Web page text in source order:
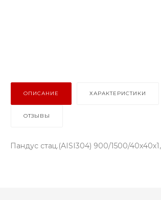
ОПИСАНИЕ ХАРАКТЕРИСТИКИ
ОТЗЫВЫ
Пандус стац.(AISI304) 900/1500/